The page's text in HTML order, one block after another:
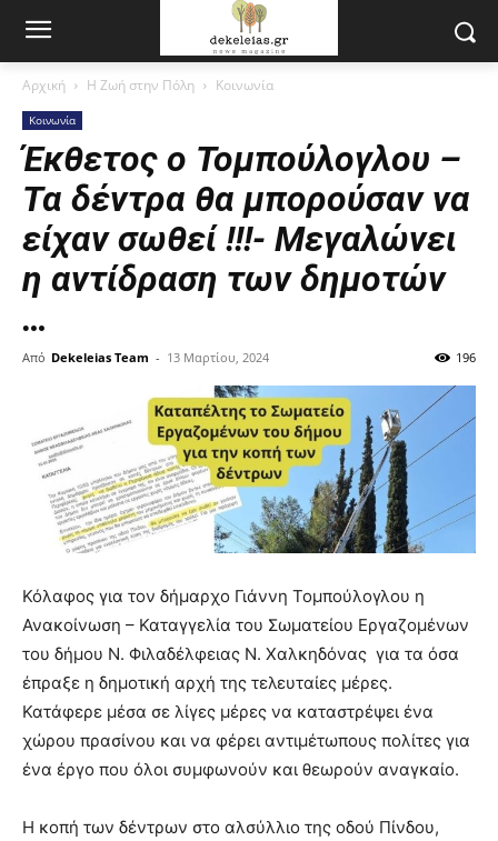
Αρχική Η Ζωή στην Πόλη Κοινωνία
Κοινωνία
Έκθετος ο Τομπούλογλου –
Τα δέντρα θα μπορούσαν να
είχαν σωθεί !!!- Μεγαλώνει
η αντίδραση των δημοτών
…
Από Dekeleias Team - 13 Μαρτίου, 2024 196
Κόλαφος για τον δήμαρχο Γιάννη Τομπούλογλου η
Ανακοίνωση – Καταγγελία του Σωματείου Εργαζομένων
του δήμου Ν. Φιλαδέλφειας Ν. Χαλκηδόνας για τα όσα
έπραξε η δημοτική αρχή της τελευταίες μέρες.
Κατάφερε μέσα σε λίγες μέρες να καταστρέψει ένα
χώρου πρασίνου και να φέρει αντιμέτωπους πολίτες για
ένα έργο που όλοι συμφωνούν και θεωρούν αναγκαίο.
Η κοπή των δέντρων στο αλσύλλιο της οδού Πίνδου,